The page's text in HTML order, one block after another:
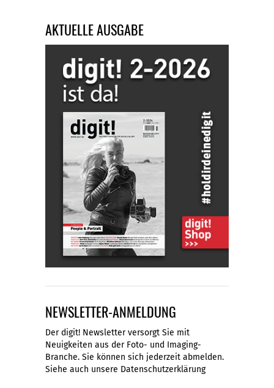
AKTUELLE AUSGABE
NEWSLETTER-ANMELDUNG
Der digit! Newsletter versorgt Sie mit
Neuigkeiten aus der Foto- und Imaging-
Branche. Sie können sich jederzeit abmelden.
Siehe auch unsere Datenschutzerklärung